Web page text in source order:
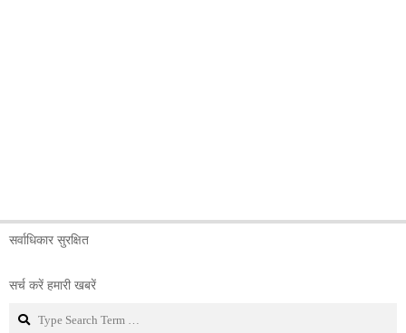
सर्वाधिकार सुरक्षित
सर्च करें हमारी खबरें